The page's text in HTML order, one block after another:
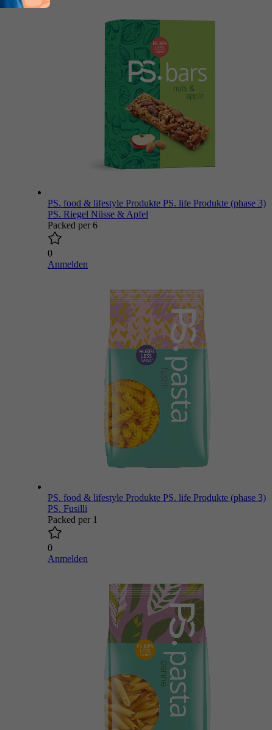
PS. food & lifestyle Produkte PS. life Produkte (phase 3)
PS. Riegel Nüsse & Apfel
Packed per 6
0
Anmelden
PS. food & lifestyle Produkte PS. life Produkte (phase 3)
PS. Fusilli
Packed per 1
0
Anmelden